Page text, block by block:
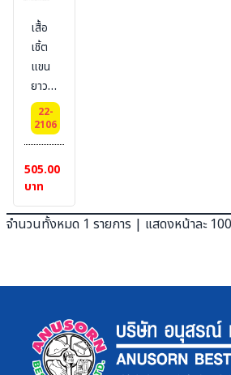
เสื้อ
เชิ้ต
แขน
ยาว
ผู้ชาย
ผ้าทีซี
คอตตอน
ผสม
(ราคา
ยังไม่
รวม
22-
2106
505.00
บาท
จำนวนทั้งหมด 1 รายการ | แสดงหน้าละ